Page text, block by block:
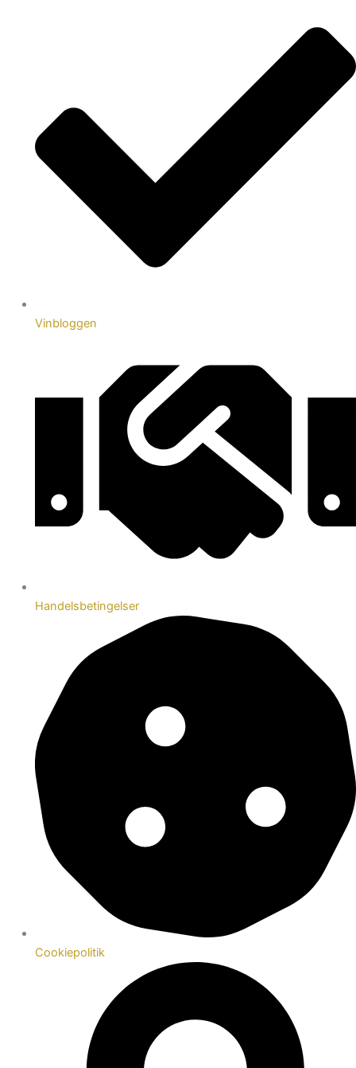
Vinbloggen
Handelsbetingelser
Cookiepolitik